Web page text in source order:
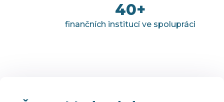
finančních institucí ve spolupráci
40+